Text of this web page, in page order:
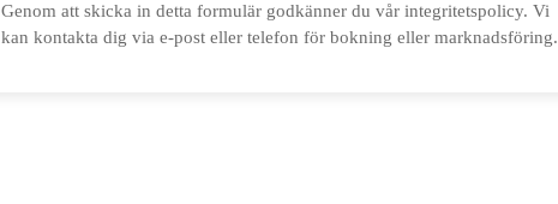
Genom att skicka in detta formulär godkänner du vår integritetspolicy. Vi
kan kontakta dig via e-post eller telefon för bokning eller marknadsföring.